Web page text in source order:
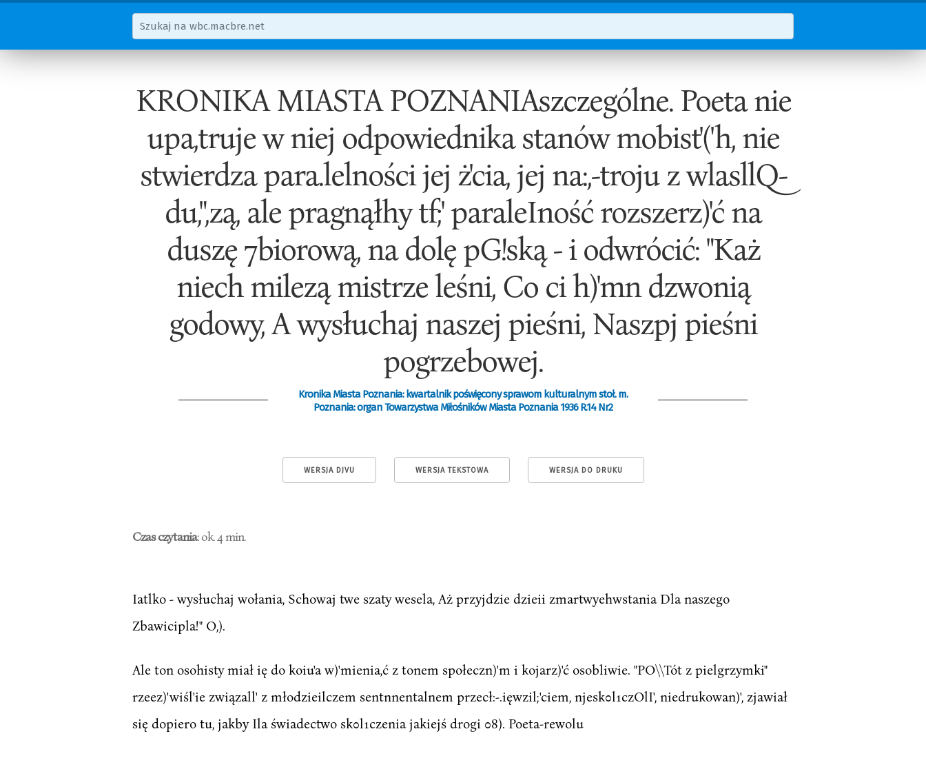
KRONIKA MIASTA POZNANIAszczególne. Poeta nie
upa,truje w niej odpowiednika stanów mobist'('h, nie
stwierdza para.lelności jej ż'cia, jej na:,-troju z wlasllQ-
du,",zą, ale pragnąłhy tf;' paraleIność rozszerz)'ć na
duszę 7biorową, na dolę pG!ską - i odwrócić: "Każ
niech milezą mistrze leśni, Co ci h)'mn dzwonią
godowy, A wysłuchaj naszej pieśni, Naszpj pieśni
pogrzebowej.
Kronika Miasta Poznania: kwartalnik poświęcony sprawom kulturalnym stoł. m.
Poznania: organ Towarzystwa Miłośników Miasta Poznania 1936 R.14 Nr2
WERSJA DJVU WERSJA TEKSTOWA WERSJA DO DRUKU
Czas czytania: ok. 4 min.
Iatlko - wysłuchaj wołania, Schowaj twe szaty wesela, Aż przyjdzie dzieii zmartwyehwstania Dla naszego
Zbawicipla!" O,).
Ale ton osohisty miał ię do koiu'a w)'mienia,ć z tonem społeczn)'m i kojarz)'ć osobliwie. "PO\\Tót z pielgrzymki"
rzeez)'wiśl'ie związall' z młodzieilczem sentnnentalnem przecł:-.ięwzil;'ciem, njesk0l1czOlI', niedrukowan)', zjawiał
się dopiero tu, jakby Ila świadectwo sk0l1czenia jakiejś drogi 08). Poeta-rewolu